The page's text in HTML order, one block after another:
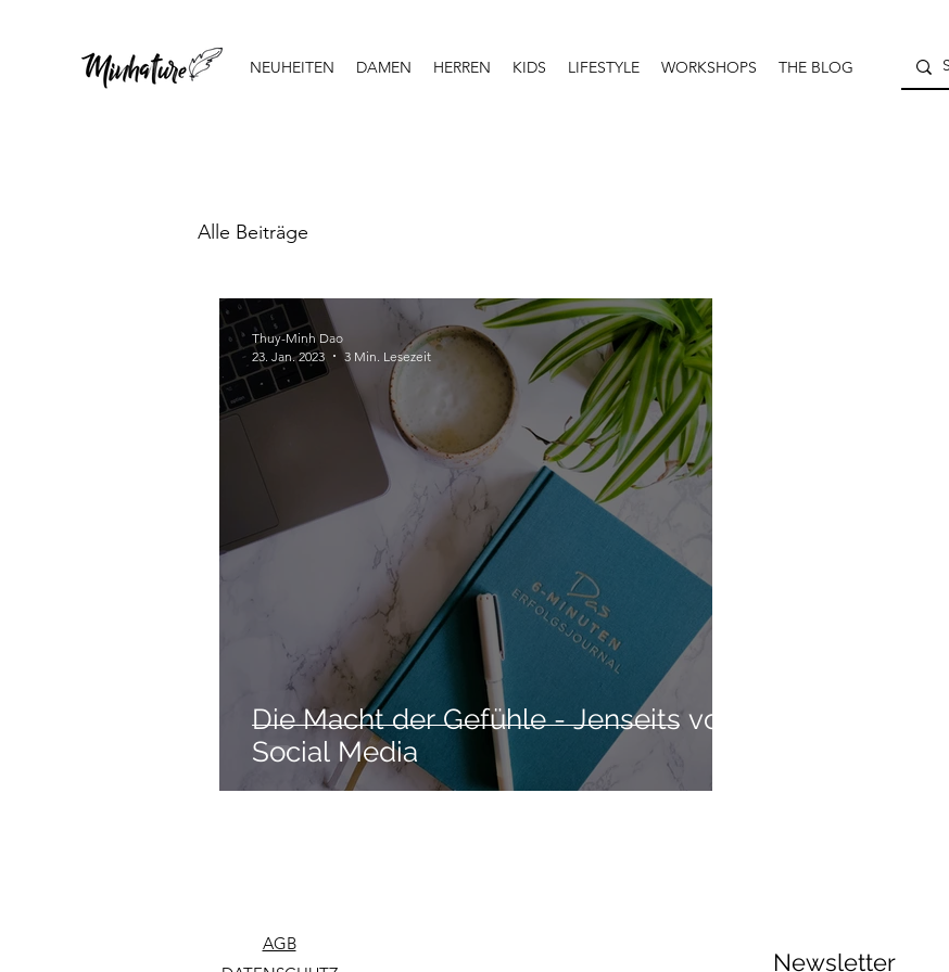
NEUHEITEN DAMEN HERREN KIDS LIFESTYLE WORKSHOPS THE BLOG
Alle Beiträge
Die Macht der Gefühle - Jenseits von
Social Media
Thuy-Minh Dao
23. Jan. 2023
3 Min. Lesezeit
AGB
Newsletter